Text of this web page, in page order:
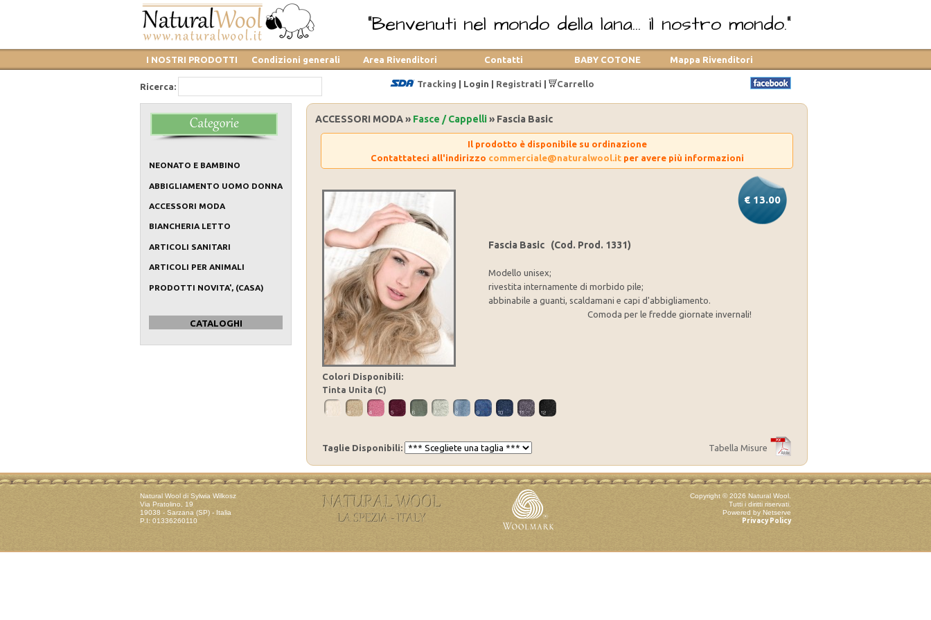
"Benvenuti nel mondo della lana... il nostro mondo."
I NOSTRI PRODOTTI Condizioni generali Area Rivenditori Contatti BABY COTONE Mappa Rivenditori
Ricerca: Tracking Login Registrati Carrello
NEONATO E BAMBINO
ABBIGLIAMENTO UOMO DONNA
ACCESSORI MODA
BIANCHERIA LETTO
ARTICOLI SANITARI
ARTICOLI PER ANIMALI
PRODOTTI NOVITA', (CASA)
CATALOGHI
ACCESSORI MODA » Fasce / Cappelli» Fascia Basic
Il prodotto è disponibile su ordinazione
Contattateci all'indirizzo commerciale@naturalwool.itper avere più informazioni
€ 13.00
Fascia Basic (Cod. Prod. 1331)
Modello unisex;
rivestita internamente di morbido pile;
abbinabile a guanti, scaldamani e capi d'abbigliamento.
Comoda per le fredde giornate invernali!
Colori Disponibili:
Tinta Unita (C)
Taglie Disponibili: Tabella Misure
Natural Wool di Sylwia Wilkosz
Via Pratolino, 19
19038 - Sarzana (SP) - Italia
P.I: 01336260110
Copyright © 2026 Natural Wool.
Tutti i diritti riservati.
Powered by Netserve
Privacy Policy